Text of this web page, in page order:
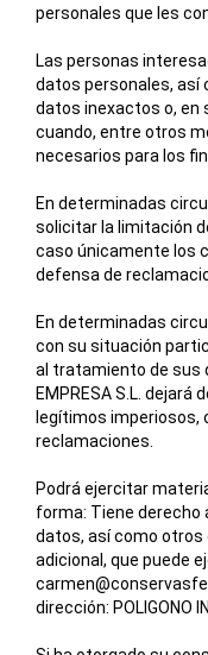
personales que les
Las personas
datos personales, así
datos inexactos o, en
cuando, entre otros
necesarios para los
En determinadas
solicitar la limitación
caso únicamente los
defensa de
En determinadas
con su situación
al tratamiento de sus
EMPRESA S.L. dejará
legítimos imperiosos,
reclamaciones.
Podrá ejercitar
forma: Tiene derecho
datos, así como otros
adicional, que puede
dirección: POLIGONO